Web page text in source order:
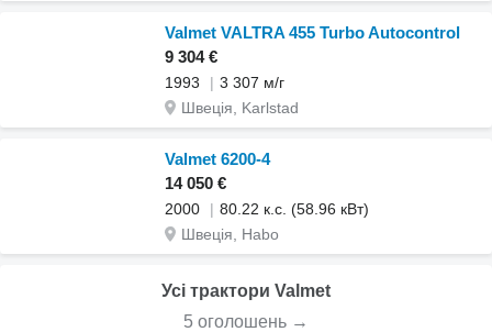
Valmet VALTRA 455 Turbo Autocontrol
9 304 €
1993
3 307 м/г
Швеція, Karlstad
Valmet 6200-4
14 050 €
2000
80.22 к.с. (58.96 кВт)
Швеція, Habo
Усі трактори Valmet
5 оголошень →